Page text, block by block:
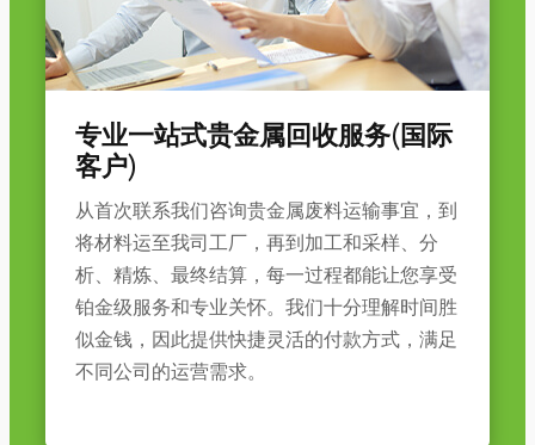
专业一站式贵金属回收服务(国际
客户)
从首次联系我们咨询贵金属废料运输事宜，到
将材料运至我司工厂，再到加工和采样、分
析、精炼、最终结算，每一过程都能让您享受
铂金级服务和专业关怀。我们十分理解时间胜
似金钱，因此提供快捷灵活的付款方式，满足
不同公司的运营需求。